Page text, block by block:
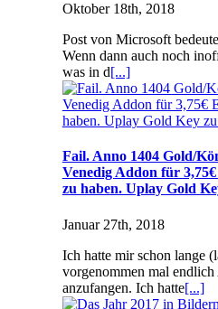
Oktober 18th, 2018
Post von Microsoft
Wenn dann auch noch
was in d[...]
Fail. Anno 1404 Gold/
Venedig Addon für
zu haben. Uplay Gold
Januar 27th, 2018
Ich hatte mir schon lange
vorgenommen mal
anzufangen. Ich hatte[...]